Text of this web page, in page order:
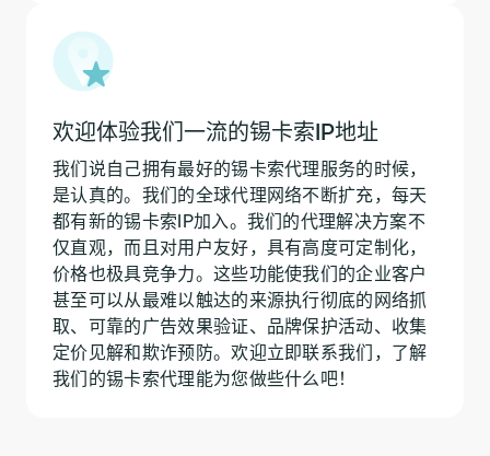
欢迎体验我们一流的锡卡索IP地址
我们说自己拥有最好的锡卡索代理服务的时候，
是认真的。我们的全球代理网络不断扩充，每天
都有新的锡卡索IP加入。我们的代理解决方案不
仅直观，而且对用户友好，具有高度可定制化，
价格也极具竞争力。这些功能使我们的企业客户
甚至可以从最难以触达的来源执行彻底的网络抓
取、可靠的广告效果验证、品牌保护活动、收集
定价见解和欺诈预防。欢迎立即联系我们，了解
我们的锡卡索代理能为您做些什么吧！